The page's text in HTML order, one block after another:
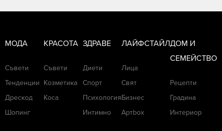
МОДА
Съвети
Тенденции
Дрескод
Шопинг
КРАСОТА
Съвети
Козметика
Коса
ЗДРАВЕ
Диети
Спорт
Психология
Интимно
ЛАЙФСТАЙЛ
Лица
Свят
Бизнес
Артbox
ДОМ И
СЕМЕЙСТВО
Рецепти
Градина
Интериор